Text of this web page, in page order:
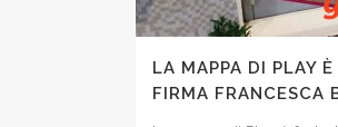
LA MAPPA DI PLAY
FIRMA FRANCESCA